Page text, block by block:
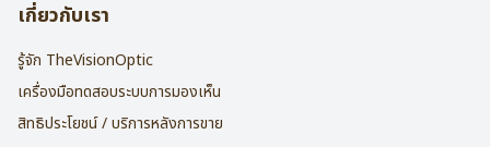
เกี่ยวกับเรา
รู้จัก TheVisionOptic
เครื่องมือทดสอบระบบการมองเห็น
สิทธิประโยชน์ / บริการหลังการขาย